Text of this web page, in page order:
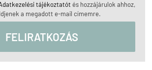
tájékoztatót és hozzájárulok ahhoz,
a megadott e-mail címemre.
FELIRATKOZÁS